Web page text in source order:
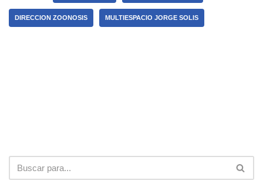
DIRECCION ZOONOSIS MULTIESPACIO JORGE SOLIS